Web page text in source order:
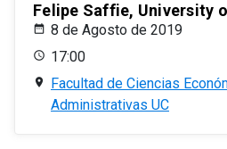
Felipe Saffie, University
8 de Agosto de 2019
17:00
Facultad de Ciencias
Administrativas UC